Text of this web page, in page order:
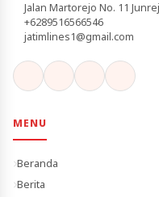
Jalan Martorejo No. 11
+6289516566546
jatimlines1@gmail.com
MENU
Beranda
Berita